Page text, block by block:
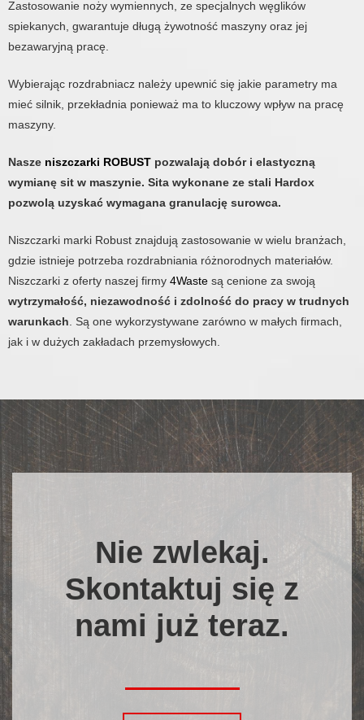
Zastosowanie noży wymiennych, ze specjalnych węglików
spiekanych, gwarantuje długą żywotność maszyny oraz jej
bezawaryjną pracę.
Wybierając rozdrabniacz należy upewnić się jakie parametry ma
mieć silnik, przekładnia ponieważ ma to kluczowy wpływ na pracę
maszyny.
Nasze niszczarki ROBUST pozwalają dobór i elastyczną
wymianę sit w maszynie. Sita wykonane ze stali Hardox
pozwolą uzyskać wymagana granulację surowca.
Niszczarki marki Robust znajdują zastosowanie w wielu branżach,
gdzie istnieje potrzeba rozdrabniania różnorodnych materiałów.
Niszczarki z oferty naszej firmy 4Waste są cenione za swoją
wytrzymałość, niezawodność i zdolność do pracy w trudnych
warunkach . Są one wykorzystywane zarówno w małych firmach,
jak i w dużych zakładach przemysłowych.
Nie zwlekaj.
Skontaktuj się z
nami już teraz.